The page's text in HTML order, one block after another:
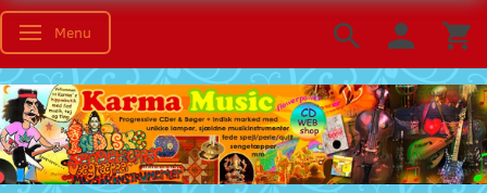
Toggle navigation
Menu